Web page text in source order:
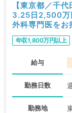
【東京都／千
3.25日2,500万
外科専門医をお
容外科、皮膚科
年収1,800万円以上
給与
勤務日数
勤務地